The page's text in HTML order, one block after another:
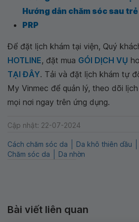
Hướng dẫn chăm sóc sau
PRP
Để đặt lịch khám tại viện, Quý
HOTLINE, đặt mua GÓI DỊCH VỤ
TẠI ĐÂY. Tải và đặt lịch khám tự
My Vinmec để quản lý, theo dõi
mọi nơi ngay trên ứng dụng.
Cập nhật: 22-07-2024
Cách chăm sóc da Da khô thiên dầu
Chăm sóc da
Da nhờn
Bài viết liên quan